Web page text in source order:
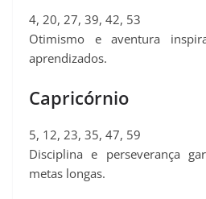
4, 20, 27, 39, 42, 53
Otimismo e aventura
aprendizados.
Capricórnio
5, 12, 23, 35, 47, 59
Disciplina e perseverança
metas longas.